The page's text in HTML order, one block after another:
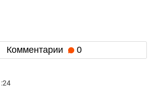
Комментарии 0